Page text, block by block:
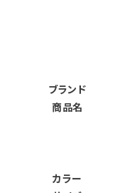
ブランド
商品名
カラー